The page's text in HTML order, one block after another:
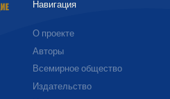
Навигация
О проекте
Авторы
Всемирное общество
Издательство